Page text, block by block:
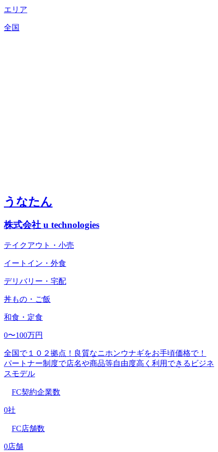
エリア
全国
うなたん
株式会社 u technologies
テイクアウト・小売
イートイン・外食
デリバリー・宅配
丼もの・ご飯
和食・定食
0〜100万円
全国で１０２拠点！良質なニホンウナギをお手頃価格で！
パートナー制度で店名や商品等自由度高く利用できるビジネ
スモデル
FC契約企業数
0社
FC店舗数
0店舗